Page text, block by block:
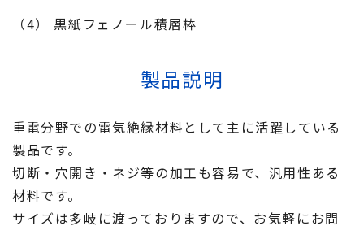
（4） 黒紙フェノール積層棒
製品説明
重電分野での電気絶縁材料として主に活躍している
製品です。
切断・穴開き・ネジ等の加工も容易で、汎用性ある
材料です。
サイズは多岐に渡っておりますので、お気軽にお問